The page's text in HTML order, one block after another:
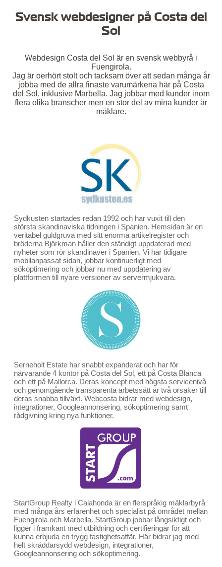
Svensk webdesigner på Costa del
Sol
Webdesign Costa del Sol är en svensk webbyrå i
Fuengirola.
Jag är oerhört stolt och tacksam över att sedan många år
jobba med de allra finaste varumärkena här på Costa
del Sol, inklusive Marbella. Jag jobbar med kunder inom
flera olika branscher men en stor del av mina kunder är
mäklare.
Sydkusten startades redan 1992 och har vuxit till den
största skandinaviska tidningen i Spanien. Hemsidan är en
veritabel guldgruva med sitt enorma artikelregister och
bröderna Björkman håller den ständigt uppdaterad med
nyheter som rör skandinaver i Spanien. Vi har tidigare
mobilanpassat sidan, jobbar kontinuerligt med
sökoptimering och jobbar nu med uppdatering av
plattformen till nyare versioner av servermjukvara.
Serneholt Estate har snabbt expanderat och har för
närvarande 4 kontor på Costa del Sol, ett på Costa Blanca
och ett på Mallorca. Deras koncept med högsta servicenivå
och genomgående transparenta arbetssätt är två orsaker till
deras snabba tillväxt. Webcosta bidrar med webdesign,
integrationer, Googleannonsering, sökoptimering samt
rådgivning kring nya funktioner.
StartGroup Realty i Calahonda är en flerspråkig mäklarbyrå
med många års erfarenhet och specialist på området mellan
Fuengirola och Marbella. StartGroup jobbar långsiktigt och
ligger i framkant med utbildning och certifieringar för att
kunna erbjuda en trygg fastighetsaffär. Här bidrar jag med
helt skräddarsydd webdesign, integrationer,
Googleannonsering och sökoptimering.